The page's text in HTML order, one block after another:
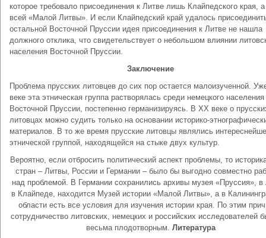
которое требовало присоединения к Литве лишь Клайпедского края,
всей «Малой Литвы». И если Клайпедский край удалось
остальной Восточной Пруссии идея присоединения к Литве не нашла
должного отклика, что свидетельствует о небольшом влиянии
населения Восточной Пруссии.
Заключение
Проблема прусских литовцев до сих пор остается малоизученной.
веке эта этническая группа растворялась среди немецкого населения
Восточной Пруссии, постепенно германизируясь. В ХХ веке о
литовцах можно судить только на основании историко-
материалов. В то же время прусские литовцы являлись
этнической группой, находящейся на стыке двух культур.
Вероятно, если отбросить политический аспект проблемы, то
стран – Литвы, России и Германии – было бы выгодно совместно
над проблемой. В Германии сохранились архивы музея «Пруссия», в
в Клайпеде, находится Музей истории «Малой Литвы», а в
области есть все условия для изучения истории края. По этим
сотрудничество литовских, немецких и российских исследователей
весьма плодотворным. Литература